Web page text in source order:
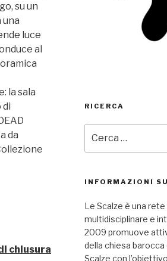
su un
una
luce
al
la sala
di
da
chiusura
RICERCA
INFORMAZIONI
Le Scalze è una
multidisciplinare e
2009 promuove
della chiesa barocca
Scalze con